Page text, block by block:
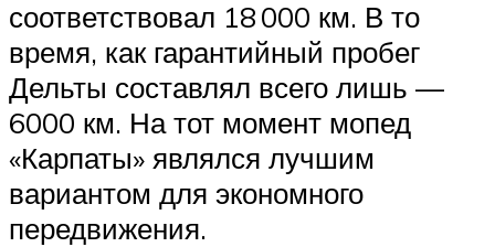
соответствовал 18 000 км. В то
время, как гарантийный пробег
Дельты составлял всего лишь —
6000 км. На тот момент мопед
«Карпаты» являлся лучшим
вариантом для экономного
передвижения.